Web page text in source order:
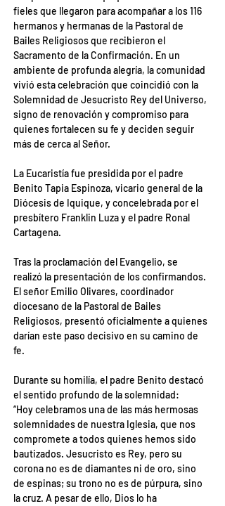
fieles que llegaron para acompañar a los 116
hermanos y hermanas de la Pastoral de
Bailes Religiosos que recibieron el
Sacramento de la Confirmación. En un
ambiente de profunda alegría, la comunidad
vivió esta celebración que coincidió con la
Solemnidad de Jesucristo Rey del Universo,
signo de renovación y compromiso para
quienes fortalecen su fe y deciden seguir
más de cerca al Señor.
La Eucaristía fue presidida por el padre
Benito Tapia Espinoza, vicario general de la
Diócesis de Iquique, y concelebrada por el
presbítero Franklin Luza y el padre Ronal
Cartagena.
Tras la proclamación del Evangelio, se
realizó la presentación de los confirmandos.
El señor Emilio Olivares, coordinador
diocesano de la Pastoral de Bailes
Religiosos, presentó oficialmente a quienes
darían este paso decisivo en su camino de
fe.
Durante su homilía, el padre Benito destacó
el sentido profundo de la solemnidad:
“Hoy celebramos una de las más hermosas
solemnidades de nuestra Iglesia, que nos
compromete a todos quienes hemos sido
bautizados. Jesucristo es Rey, pero su
corona no es de diamantes ni de oro, sino
de espinas; su trono no es de púrpura, sino
la cruz. A pesar de ello, Dios lo ha